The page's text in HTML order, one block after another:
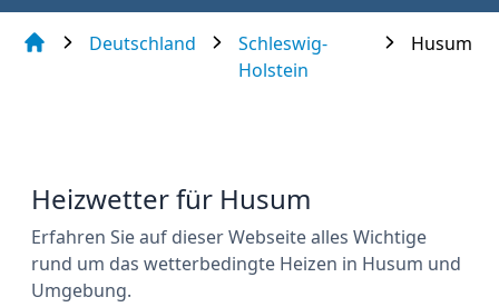
Deutschland
Schleswig-
Holstein
Husum
Heizwetter für Husum
Erfahren Sie auf dieser Webseite alles Wichtige
rund um das wetterbedingte Heizen in Husum und
Umgebung.